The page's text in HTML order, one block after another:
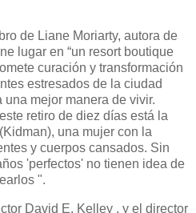
de Liane Moriarty, autora de
lugar en “un resort boutique
curación y transformación
estresados ​​de la ciudad
mejor manera de vivir.
retiro de diez días está la
una mujer con la
y cuerpos cansados. Sin
'perfectos' no tienen idea de
".
David E. Kelley , y el director